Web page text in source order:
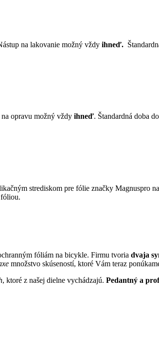
na lakovanie možný vždy ihneď.
opravu možný vždy ihneď. Štandardná doba
strediskom pre fólie značky Magnuspro
fóliám na bicykle. Firmu tvoria dvaja
množstvo skúseností, ktoré Vám teraz
, ktoré z našej dielne vychádzajú. Pedantný a